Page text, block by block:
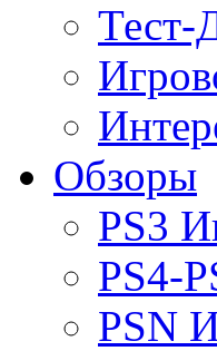
Тест-
Обзоры
PS3
PS4-
PSN